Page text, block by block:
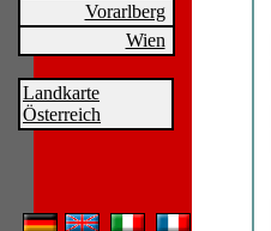
Vorarlberg
Wien
Landkarte
Österreich